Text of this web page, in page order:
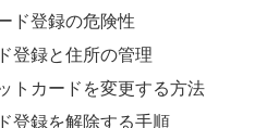
ド登録の危険性
登録と住所の管理
トカードを変更する方法
登録を解除する手順